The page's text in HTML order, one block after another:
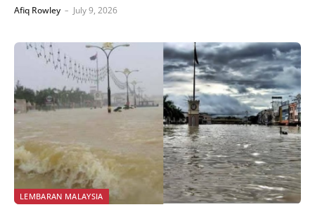
Afiq Rowley July 9, 2026
LEMBARAN MALAYSIA